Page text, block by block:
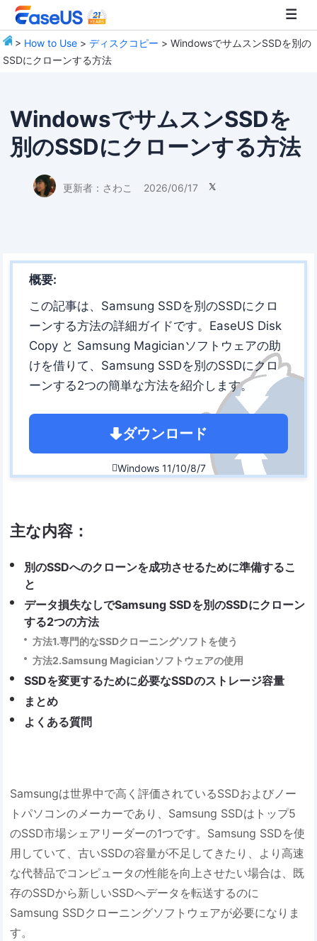
> How to Use >ディスクコピー > WindowsでサムスンSSDを別の
SSDにクローンする方法
WindowsでサムスンSSDを
別のSSDにクローンする方法
更新者： さわこ 2026/06/17 
概要:
この記事は、Samsung SSDを別のSSDにクロ
ーンする方法の詳細ガイドです。EaseUS Disk
Copy と Samsung Magicianソフトウェアの助
けを借りて、Samsung SSDを別のSSDにクロ
ーンする2つの簡単な方法を紹介します。
ダウンロード
Windows 11/10/8/7
主な内容：
別のSSDへのクローンを成功させるために準備するこ
と
データ損失なしでSamsung SSDを別のSSDにクローン
する2つの方法
方法1.専門的なSSDクローニングソフトを使う
方法2.Samsung Magicianソフトウェアの使用
SSDを変更するために必要なSSDのストレージ容量
まとめ
よくある質問
Samsungは世界中で高く評価されているSSDおよびノー
トパソコンのメーカーであり、Samsung SSDはトップ5
のSSD市場シェアリーダーの1つです。Samsung SSDを使
用していて、古いSSDの容量が不足してきたり、より高速
な代替品でコンピュータの性能を向上させたい場合は、既
存のSSDから新しいSSDへデータを転送するのに
Samsung SSDクローニングソフトウェアが必要になりま
す。